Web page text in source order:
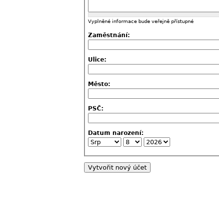
Vyplněné informace bude veřejně přístupné
Zaměstnání:
Ulice:
Město:
PSČ:
Datum narození: